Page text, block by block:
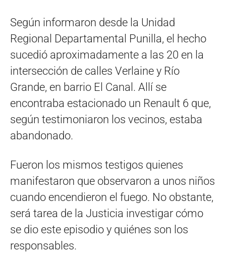
Según informaron desde la Unidad
Regional Departamental Punilla, el hecho
sucedió aproximadamente a las 20 en la
intersección de calles Verlaine y Río
Grande, en barrio El Canal. Allí se
encontraba estacionado un Renault 6 que,
según testimoniaron los vecinos, estaba
abandonado.
Fueron los mismos testigos quienes
manifestaron que observaron a unos niños
cuando encendieron el fuego. No obstante,
será tarea de la Justicia investigar cómo
se dio este episodio y quiénes son los
responsables.